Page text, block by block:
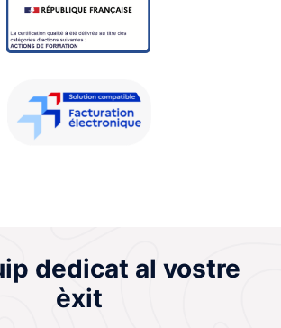
dedicat al vostre
èxit